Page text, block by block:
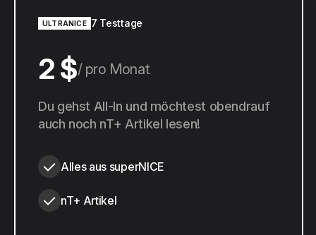
ULTRANICE 7 Testtage
2 $ pro Monat
20 $ pro Jahr
Du gehst All-In und möchtest obendrauf
auch noch nT+ Artikel lesen!
Alles aus superNICE
nT+ Artikel